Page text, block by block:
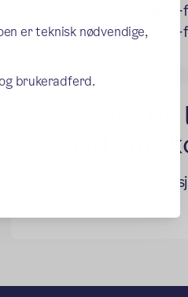
er teknisk nødvendige,
brukeradferd.
soknad-om-
soknad-om-
Her finner
søknad om
Informasjon om